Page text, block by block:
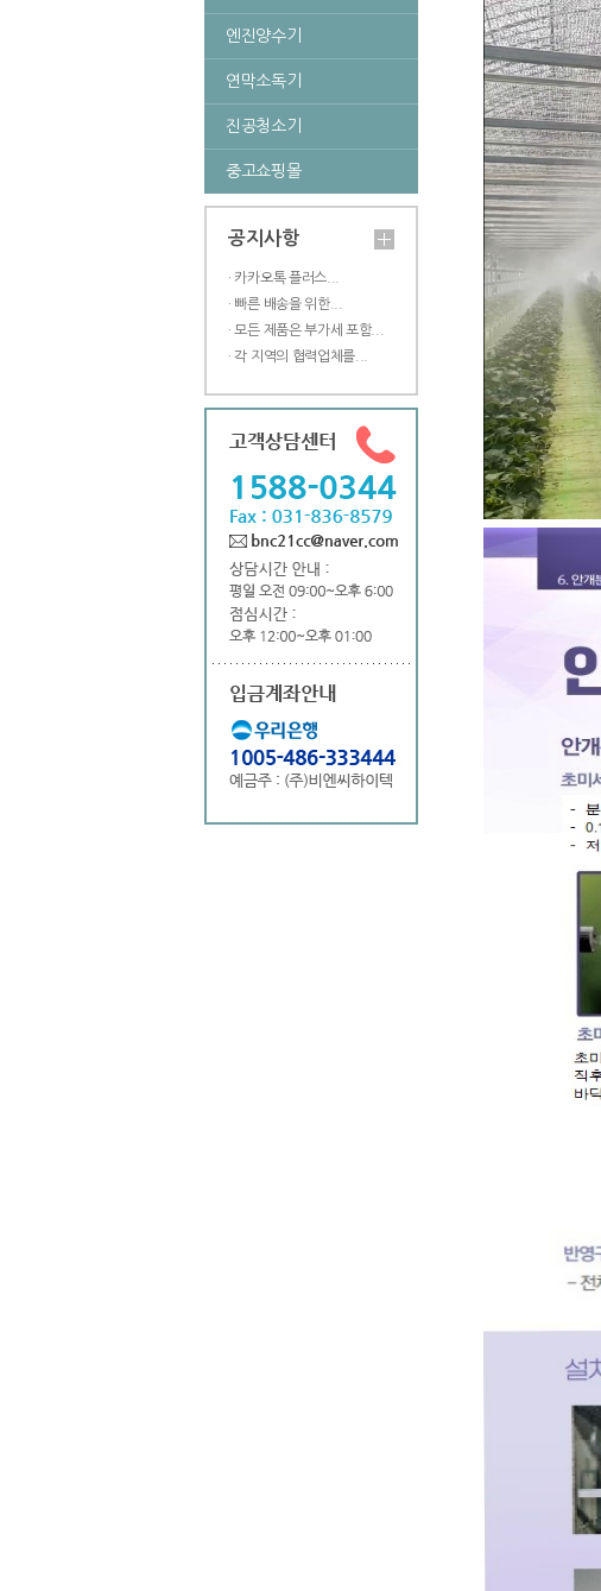
엔진양수기
연막소독기
진공청소기
중고쇼핑몰
공지사항
· 카카오톡 플러스...
· 빠른 배송을 위한...
· 모든 제품은 부가세 포함...
· 각 지역의 협력업체를...